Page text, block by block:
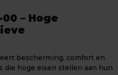
– Hoge
bescherming, comfort en
die hoge eisen stellen aan hun